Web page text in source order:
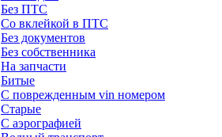
Без ПТС
Со вклейкой в ПТС
Без документов
Без собственника
На запчасти
Битые
С поврежденным vin номером
Старые
С аэрографией